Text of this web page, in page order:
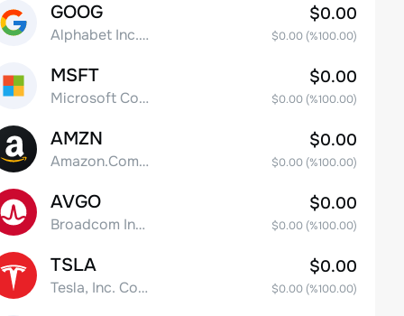
GOOG
Alphabet Inc. Class C Capital Stock
$0.00
$0.00(%100.00)
MSFT
Microsoft Corp
$0.00
$0.00(%100.00)
AMZN
Amazon.Com Inc
$0.00
$0.00(%100.00)
AVGO
Broadcom Inc. Common Stock
$0.00
$0.00(%100.00)
TSLA
Tesla, Inc. Common Stock
$0.00
$0.00(%100.00)